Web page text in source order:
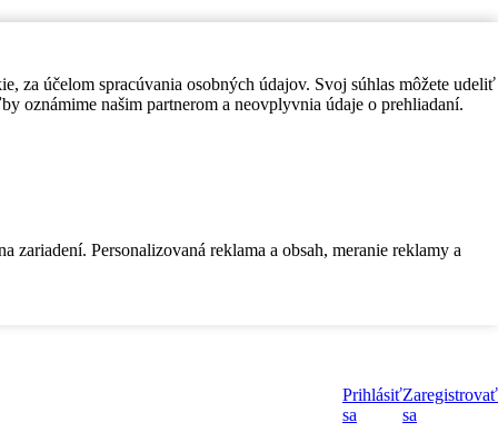
za účelom spracúvania osobných údajov. Svoj súhlas môžete udeliť
oznámime našim partnerom a neovplyvnia údaje o prehliadaní.
Personalizovaná reklama a obsah, meranie reklamy a
Prihlásiť
sa
Zaregistrovať
sa